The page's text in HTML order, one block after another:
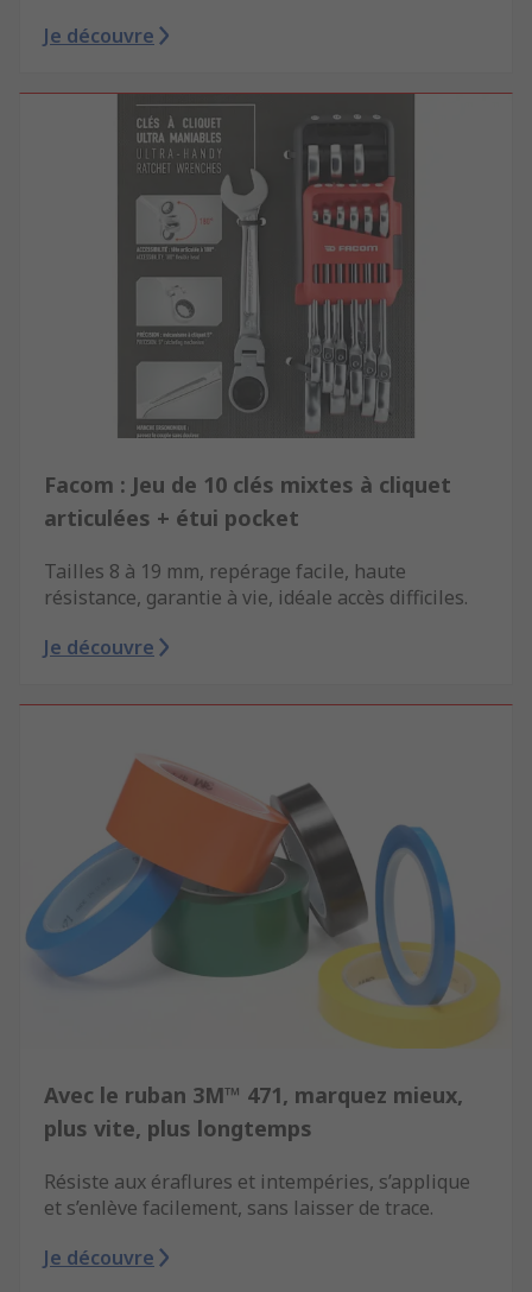
Je découvre
Facom : Jeu de 10 clés mixtes à cliquet
articulées + étui pocket
Tailles 8 à 19 mm, repérage facile, haute
résistance, garantie à vie, idéale accès difficiles.
Je découvre
Avec le ruban 3M™ 471, marquez mieux,
plus vite, plus longtemps
Résiste aux éraflures et intempéries, s’applique
et s’enlève facilement, sans laisser de trace.
Je découvre